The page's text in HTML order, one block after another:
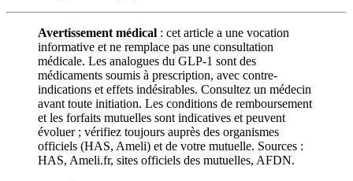
Avertissement médical : cet article a une vocation
informative et ne remplace pas une consultation
médicale. Les analogues du GLP-1 sont des
médicaments soumis à prescription, avec contre-
indications et effets indésirables. Consultez un médecin
avant toute initiation. Les conditions de remboursement
et les forfaits mutuelles sont indicatives et peuvent
évoluer ; vérifiez toujours auprès des organismes
officiels (HAS, Ameli) et de votre mutuelle. Sources :
HAS, Ameli.fr, sites officiels des mutuelles, AFDN.